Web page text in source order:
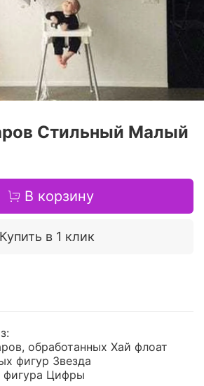
Стильный Малый
В корзину
Купить в 1 клик
обработанных Хай флоат
фигур Звезда
фигура Цифры